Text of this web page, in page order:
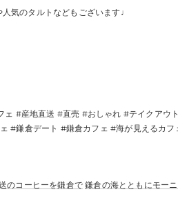
気のタルトなどもございます♩
#産地直送 #直売 #おしゃれ #テイクア
#鎌倉デート #鎌倉カフェ #海が見えるカ
のコーヒーを鎌倉で 鎌倉の海とともにモー